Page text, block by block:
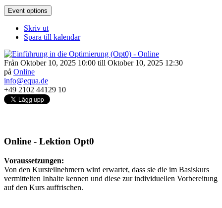
Event options
Skriv ut
Spara till kalendar
Från Oktober 10, 2025 10:00 till Oktober 10, 2025 12:30
på Online
info@equa.de
+49 2102 44129 10
Online - Lektion Opt0
Voraussetzungen:
Von den Kursteilnehmern wird erwartet, dass sie die im Basiskurs
vermittelten Inhalte kennen und diese zur individuellen Vorbereitung
auf den Kurs auffrischen.